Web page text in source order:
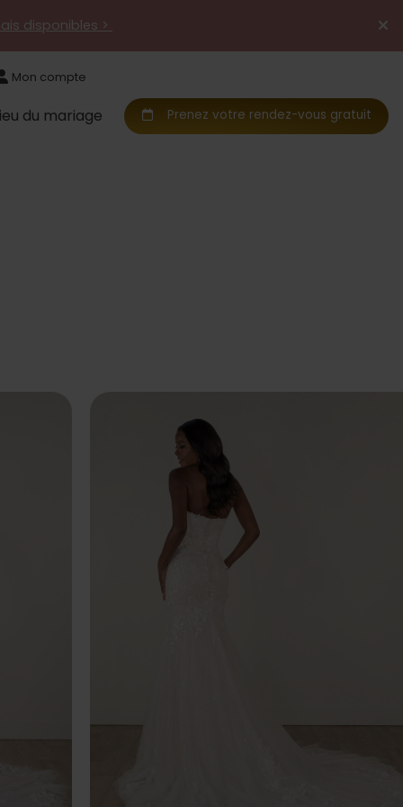
disponibles >
Mon compte
du mariage Prenez votre rendez-vous gratuit